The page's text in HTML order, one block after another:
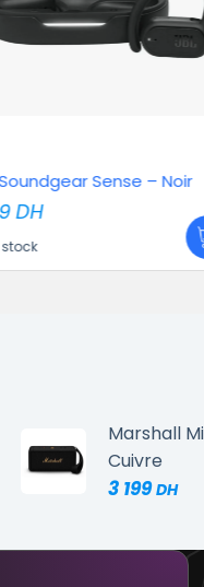
– Noir
HP
MHz
3
En
Marshall
Cuivre
3 199